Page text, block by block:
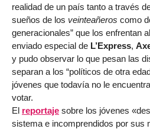
realidad de un país tanto a través
sueños de los veinteañeros como
generacionales” que los enfrentan
enviado especial de L’Express,
y pudo observar lo que pesan las
separan a los “políticos de otra
jóvenes que todavía no le
votar.
El reportaje sobre los jóvenes
sistema e incomprendidos por sus